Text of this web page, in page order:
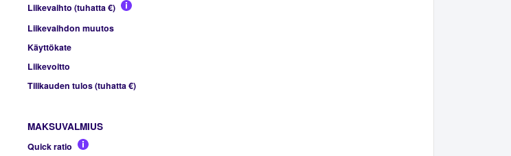
Liikevaihto (tuhatta €)
Liikevaihdon muutos
Käyttökate
Liikevoitto
Tilikauden tulos (tuhatta €)
MAKSUVALMIUS
Quick ratio